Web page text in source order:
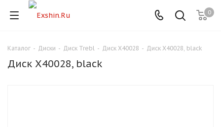
0
Каталог - Диски - Диск Trebl - Диск X40028 - Диск X40028, black
Диск X40028, black
Для клиентов всех банков